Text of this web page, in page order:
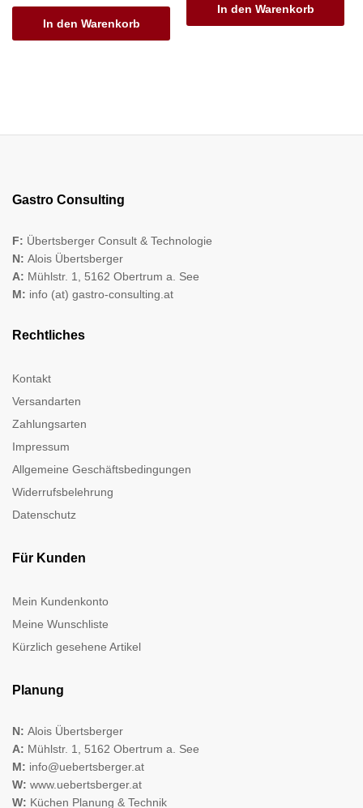
In den Warenkorb
In den Warenkorb
Gastro Consulting
F: Übertsberger Consult & Technologie
N: Alois Übertsberger
A: Mühlstr. 1, 5162 Obertrum a. See
M: info (at) gastro-consulting.at
Rechtliches
Kontakt
Versandarten
Zahlungsarten
Impressum
Allgemeine Geschäftsbedingungen
Widerrufsbelehrung
Datenschutz
Für Kunden
Mein Kundenkonto
Meine Wunschliste
Kürzlich gesehene Artikel
Planung
N: Alois Übertsberger
A: Mühlstr. 1, 5162 Obertrum a. See
M: info@uebertsberger.at
W: www.uebertsberger.at
W: Küchen Planung & Technik